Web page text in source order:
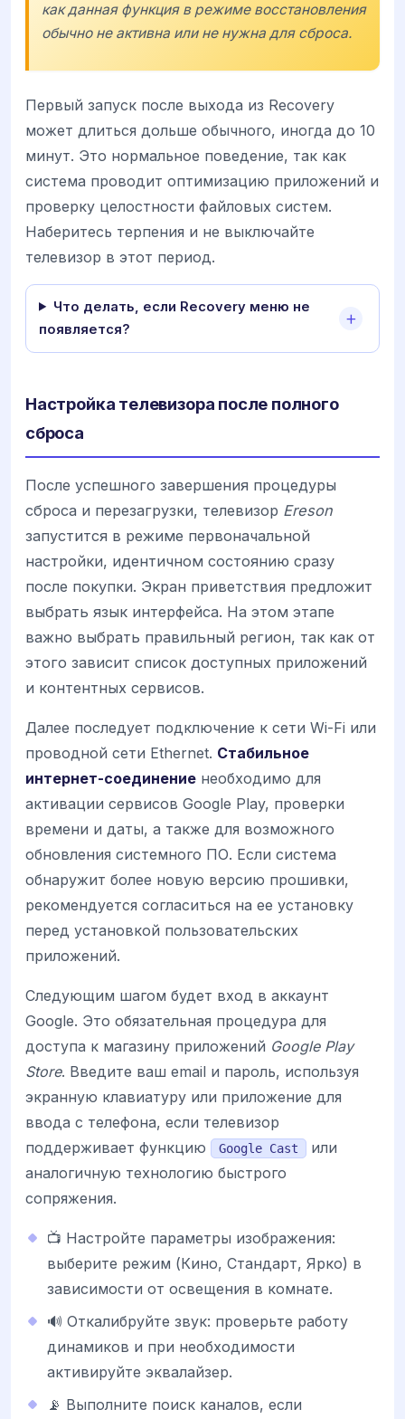
как данная функция в режиме восстановления
обычно не активна или не нужна для сброса.
Первый запуск после выхода из Recovery
может длиться дольше обычного, иногда до 10
минут. Это нормальное поведение, так как
система проводит оптимизацию приложений и
проверку целостности файловых систем.
Наберитесь терпения и не выключайте
телевизор в этот период.
Что делать, если Recovery меню не
появляется?
Настройка телевизора после полного
сброса
После успешного завершения процедуры
сброса и перезагрузки, телевизор Ereson
запустится в режиме первоначальной
настройки, идентичном состоянию сразу
после покупки. Экран приветствия предложит
выбрать язык интерфейса. На этом этапе
важно выбрать правильный регион, так как от
этого зависит список доступных приложений
и контентных сервисов.
Далее последует подключение к сети Wi-Fi или
проводной сети Ethernet. Стабильное
интернет-соединение необходимо для
активации сервисов Google Play, проверки
времени и даты, а также для возможного
обновления системного ПО. Если система
обнаружит более новую версию прошивки,
рекомендуется согласиться на ее установку
перед установкой пользовательских
приложений.
Следующим шагом будет вход в аккаунт
Google. Это обязательная процедура для
доступа к магазину приложений Google Play
Store. Введите ваш email и пароль, используя
экранную клавиатуру или приложение для
ввода с телефона, если телевизор
поддерживает функцию
Google Cast
или
аналогичную технологию быстрого
сопряжения.
📺 Настройте параметры изображения:
выберите режим (Кино, Стандарт, Ярко) в
зависимости от освещения в комнате.
🔊 Откалибруйте звук: проверьте работу
динамиков и при необходимости
активируйте эквалайзер.
📡 Выполните поиск каналов, если